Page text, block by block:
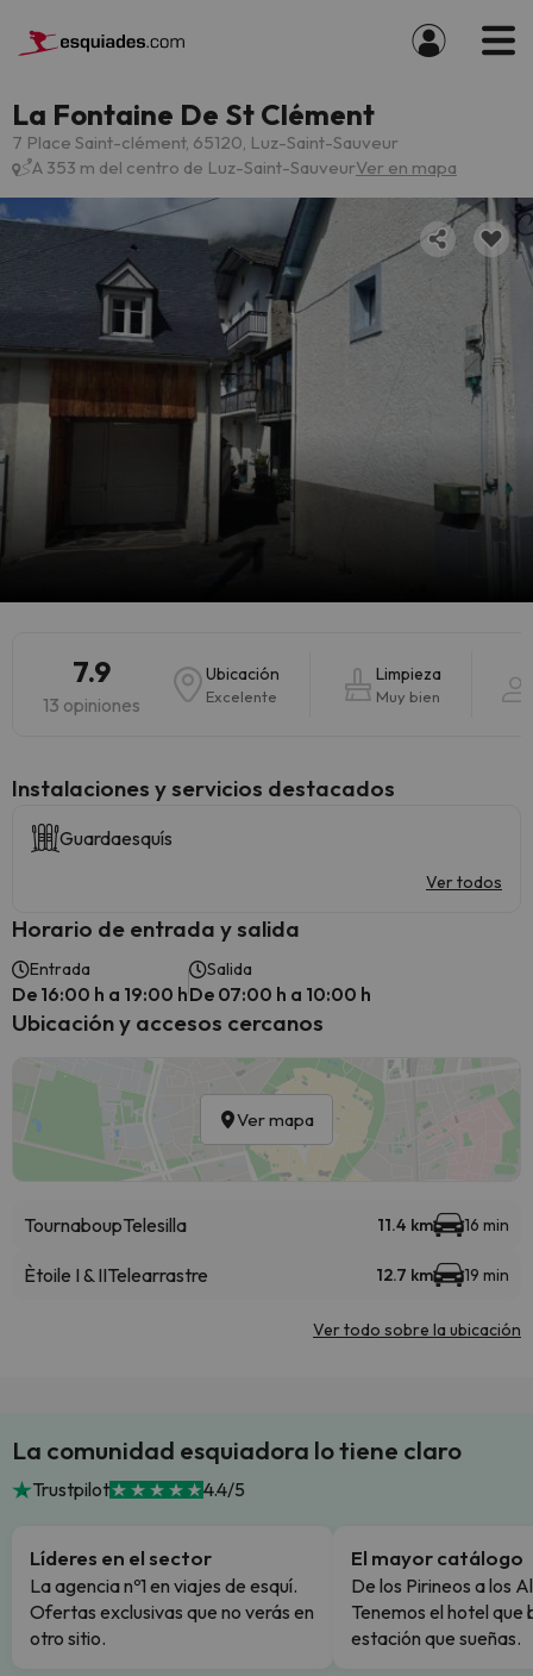
La Fontaine De St Clément
7 Place Saint-clément, 65120, Luz-Saint-Sauveur
A 353 m del centro de Luz-Saint-SauveurVer en mapa
7.9
13 opiniones
Ubicación
Excelente
Limpieza
Muy bien
Instalaciones y servicios destacados
Guardaesquís
Ver todos
Horario de entrada y salida
Entrada
De 16:00 h a 19:00 h
Salida
De 07:00 h a 10:00 h
Ubicación y accesos cercanos
Ver mapa
TournaboupTelesilla 11.4 km 16 min
Ètoile I & IITelearrastre 12.7 km 19 min
Ver todo sobre la ubicación
La comunidad esquiadora lo tiene claro
Trustpilot 4.4/5
Líderes en el sector
La agencia nº1 en viajes de esquí.
Ofertas exclusivas que no verás en
otro sitio.
El mayor catálogo
De los Pirineos a los
Tenemos el hotel que
estación que sueñas.